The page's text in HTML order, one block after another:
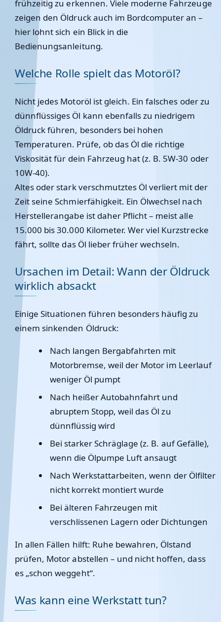
frühzeitig zu erkennen. Viele moderne Fahrzeuge
zeigen den Öldruck auch im Bordcomputer an –
hier lohnt sich ein Blick in die
Bedienungsanleitung.
Welche Rolle spielt das Motoröl?
Nicht jedes Motoröl ist gleich. Ein falsches oder zu
dünnflüssiges Öl kann ebenfalls zu niedrigem
Öldruck führen, besonders bei hohen
Temperaturen. Prüfe, ob das Öl die richtige
Viskositätfür dein Fahrzeug hat (z. B. 5W-30 oder
10W-40).
Altes oder stark verschmutztes Öl verliert mit der
Zeit seine Schmierfähigkeit. Ein Ölwechsel nach
Herstellerangabe ist daher Pflicht – meist alle
15.000 bis 30.000 Kilometer. Wer viel Kurzstrecke
fährt, sollte das Öl lieber früher wechseln.
Ursachen im Detail: Wann der Öldruck
wirklich absackt
Einige Situationen führen besonders häufig zu
einem sinkenden Öldruck:
Nach langen Bergabfahrten mit
Motorbremse, weil der Motor im Leerlauf
weniger Öl pumpt
Nach heißer Autobahnfahrt und
abruptem Stopp, weil das Öl zu
dünnflüssig wird
Bei starker Schräglage (z. B. auf Gefälle),
wenn die Ölpumpe Luft ansaugt
Nach Werkstattarbeiten, wenn der Ölfilter
nicht korrekt montiert wurde
Bei älteren Fahrzeugen mit
verschlissenen Lagern oder Dichtungen
In allen Fällen hilft: Ruhe bewahren, Ölstand
prüfen, Motor abstellen – und nicht hoffen, dass
es „schon weggeht“.
Was kann eine Werkstatt tun?